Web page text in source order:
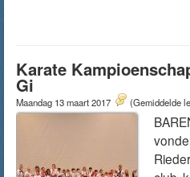
Karate
Gi
Maandag 13 maart 2017 (Gemiddelde